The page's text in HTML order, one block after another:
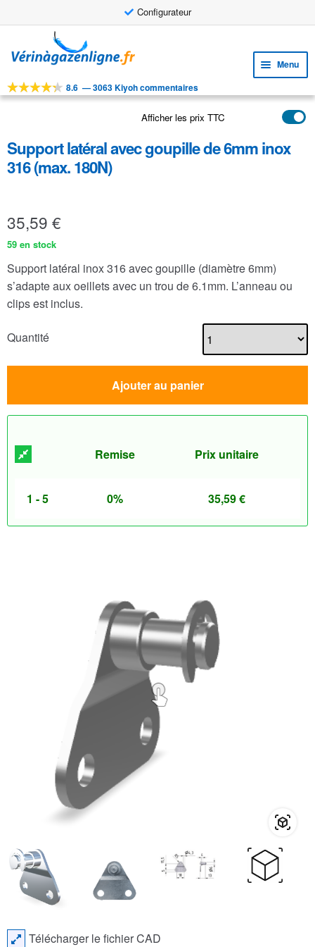
Configurateur
à
navigation
au
Menu
OUTILS
le
menu
menu
APPLICATIONS
SERVICE CLIENTELE
8.6 —3063 Kiyoh commentaires
Afficher les prix TTC
Support latéral avec goupille de 6mm inox
316 (max. 180N)
35,59 €
59 en stock
Support latéral inox 316 avec goupille (diamètre 6mm)
s’adapte aux oeillets avec un trou de 6.1mm. L’anneau ou
clips est inclus.
Quantité
Ajouter au panier
Remise Prix unitaire
1 - 5 0% 35,59€
Télécharger le fichier CAD